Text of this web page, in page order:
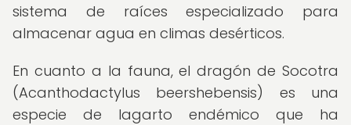
sistema de raíces especializado para
almacenar agua en climas desérticos.
En cuanto a la fauna, el dragón de Socotra
(Acanthodactylus beershebensis) es una
especie de lagarto endémico que ha